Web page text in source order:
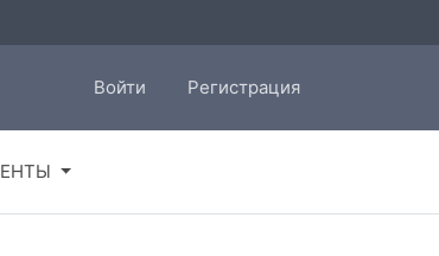
Войти Регистрация